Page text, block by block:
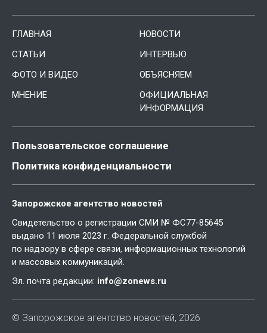
ГЛАВНАЯ
НОВОСТИ
СТАТЬИ
ИНТЕРВЬЮ
ФОТО И ВИДЕО
ОБЪЯСНЯЕМ
МНЕНИЕ
ОФИЦИАЛЬНАЯ
ИНФОРМАЦИЯ
Пользовательское соглашение
Политика конфиденциальности
Запорожское агентство новостей
Свидетельство о регистрации СМИ № ФС77-85645
выдано 11 июля 2023 г. Федеральной службой
по надзору в сфере связи, информационных технологий
и массовых коммуникаций.
Эл. почта редакции: info@zonews.ru
© Запорожское агентство новостей, 2026